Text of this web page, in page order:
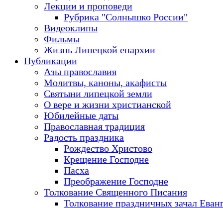
Лекции и проповеди
Рубрика "Солнышко России"
Видеоклипы
Фильмы
Жизнь Липецкой епархии
Публикации
Азы православия
Молитвы, каноны, акафисты
Святыни липецкой земли
О вере и жизни христианской
Юбилейные даты
Православная традиция
Радость праздника
Рождество Христово
Крещение Господне
Пасха
Преображение Господне
Толкование Священного Писания
Толкование праздничных зачал